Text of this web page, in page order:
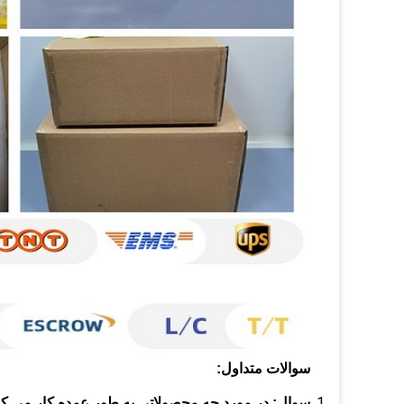
سوالات متداول: